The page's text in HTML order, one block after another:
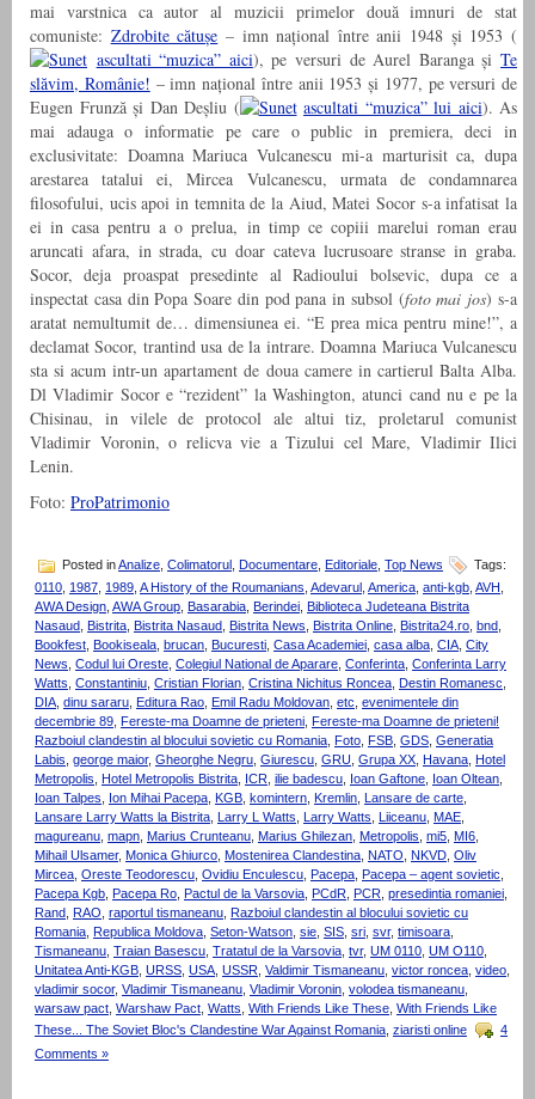
mai varstnica ca autor al muzicii primelor două imnuri de stat
comuniste: Zdrobite cătușe – imn național între anii 1948 și 1953 (
ascultati “muzica” aici), pe versuri de Aurel Baranga șiTe
slăvim, Românie! – imn național între anii 1953 și 1977, pe versuri de
Eugen Frunză și Dan Deșliu (
ascultati “muzica” lui aici). As
mai adauga o informatie pe care o public in premiera, deci in
exclusivitate: Doamna Mariuca Vulcanescu mi-a marturisit ca, dupa
arestarea tatalui ei, Mircea Vulcanescu, urmata de condamnarea
filosofului, ucis apoi in temnita de la Aiud, Matei Socor s-a infatisat la
ei in casa pentru a o prelua, in timp ce copiii marelui roman erau
aruncati afara, in strada, cu doar cateva lucrusoare stranse in graba.
Socor, deja proaspat presedinte al Radioului bolsevic, dupa ce a
inspectat casa din Popa Soare din pod pana in subsol (foto mai jos) s-a
aratat nemultumit de… dimensiunea ei. “E prea mica pentru mine!”, a
declamat Socor, trantind usa de la intrare. Doamna Mariuca Vulcanescu
sta si acum intr-un apartament de doua camere in cartierul Balta Alba.
Dl Vladimir Socor e “rezident” la Washington, atunci cand nu e pe la
Chisinau, in vilele de protocol ale altui tiz, proletarul comunist
Vladimir Voronin, o relicva vie a Tizului cel Mare, Vladimir Ilici
Lenin.
Foto: ProPatrimonio
Posted inAnalize Colimatorul Documentare Editoriale Top News
Tags:
0110, 1987, 1989, A History of the Roumanians, Adevarul , America, anti-kgb, AVH ,
AWA Design, AWA Group, Basarabia, Berindei, Biblioteca Judeteana Bistrita
Nasaud, Bistrita, Bistrita Nasaud, Bistrita News, Bistrita Online, Bistrita24.ro, bnd,
Bookfest, Bookiseala, brucan, Bucuresti, Casa Academiei, casa alba, CIA, City
News, Codul lui Oreste, Colegiul National de Aparare, Conferinta, Conferinta Larry
Watts, Constantiniu, Cristian Florian, Cristina Nichitus Roncea, Destin Romanesc,
DIA, dinu sararu, Editura Rao, Emil Radu Moldovan, etc, evenimentele din
decembrie 89, Fereste-ma Doamne de prieteni, Fereste-ma Doamne de prieteni!
Razboiul clandestin al blocului sovietic cu Romania, Foto, FSB, GDS, Generatia
Labis, george maior, Gheorghe Negru, Giurescu, GRU, Grupa XX, Havana, Hotel
Metropolis, Hotel Metropolis Bistrita, ICR, ilie badescu, Ioan Gaftone, Ioan Oltean,
Ioan Talpes, Ion Mihai Pacepa, KGB, komintern, Kremlin, Lansare de carte,
Lansare Larry Watts la Bistrita, Larry L Watts, Larry Watts, Liiceanu, MAE,
magureanu, mapn, Marius Crunteanu, Marius Ghilezan, Metropolis, mi5, MI6,
Mihail Ulsamer, Monica Ghiurco, Mostenirea Clandestina, NATO, NKVD, Oliv
Mircea, Oreste Teodorescu, Ovidiu Enculescu, Pacepa, Pacepa – agent sovietic,
Pacepa Kgb, Pacepa Ro, Pactul de la Varsovia, PCdR, PCR, presedintia romaniei,
Rand, RAO, raportul tismaneanu, Razboiul clandestin al blocului sovietic cu
Romania, Republica Moldova, Seton-Watson, sie, SIS, sri, svr, timisoara,
Tismaneanu, Traian Basescu, Tratatul de la Varsovia, tvr, UM 0110, UM O110,
Unitatea Anti-KGB, URSS, USA, USSR, Valdimir Tismaneanu, victor roncea, video,
vladimir socor, Vladimir Tismaneanu, Vladimir Voronin, volodea tismaneanu,
warsaw pact, Warshaw Pact, Watts, With Friends Like These, With Friends Like
These... The Soviet Bloc's Clandestine War Against Romania ziaristi online
4
Comments »